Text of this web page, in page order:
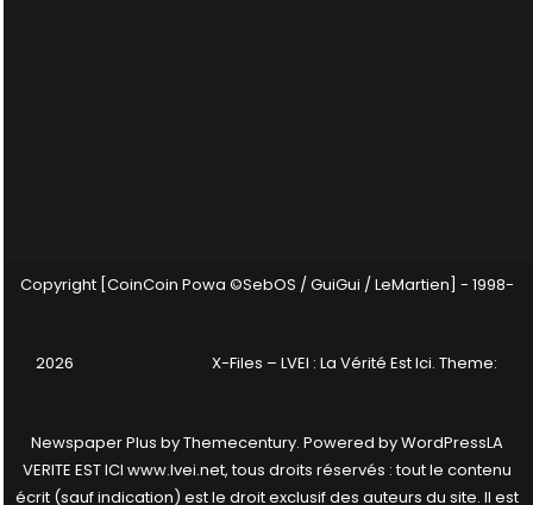
Copyright [CoinCoin Powa ©SebOS / GuiGui / LeMartien] - 1998-
2026 X-Files – LVEI : La Vérité Est Ici. Theme:
Newspaper Plus byThemecentury. Powered byWordPressLA
VERITE EST ICI www.lvei.net, tous droits réservés : tout le contenu
écrit (sauf indication) est le droit exclusif des auteurs du site. Il est